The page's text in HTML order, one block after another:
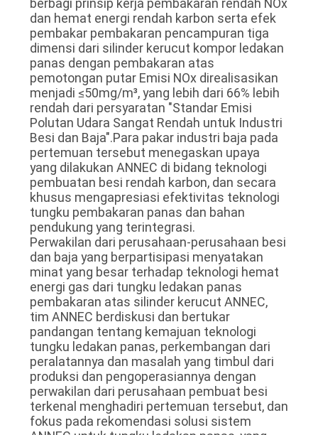
dan hemat energi rendah karbon serta efek
pembakar pembakaran pencampuran tiga
dimensi dari silinder kerucut kompor ledakan
panas dengan pembakaran atas
pemotongan putar Emisi NOx direalisasikan
menjadi ≤50mg/m³, yang lebih dari 66% lebih
rendah dari persyaratan "Standar Emisi
Polutan Udara Sangat Rendah untuk Industri
Besi dan Baja".Para pakar industri baja pada
pertemuan tersebut menegaskan upaya
yang dilakukan ANNEC di bidang teknologi
pembuatan besi rendah karbon, dan secara
khusus mengapresiasi efektivitas teknologi
tungku pembakaran panas dan bahan
pendukung yang terintegrasi.
Perwakilan dari perusahaan-perusahaan besi
dan baja yang berpartisipasi menyatakan
minat yang besar terhadap teknologi hemat
energi gas dari tungku ledakan panas
pembakaran atas silinder kerucut ANNEC,
tim ANNEC berdiskusi dan bertukar
pandangan tentang kemajuan teknologi
tungku ledakan panas, perkembangan dari
peralatannya dan masalah yang timbul dari
produksi dan pengoperasiannya dengan
perwakilan dari perusahaan pembuat besi
terkenal menghadiri pertemuan tersebut, dan
fokus pada rekomendasi solusi sistem